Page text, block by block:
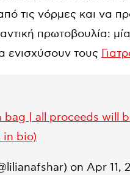
τις νόρμες και να
πρωτοβουλία:
ενισχύσουν τους
bag | all proceeds will
in bio)
on Apr 11,